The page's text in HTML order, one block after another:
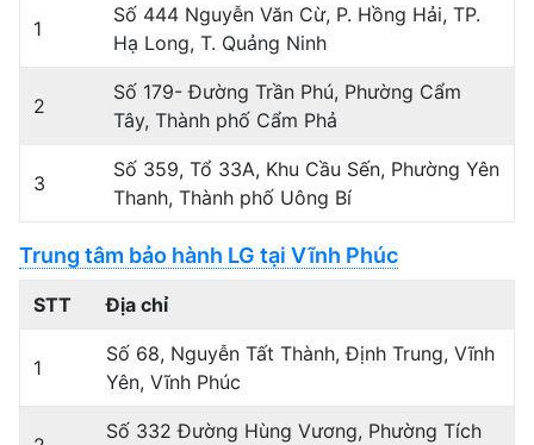
1
Số 444 Nguyễn Văn Cừ, P. Hồng Hải, TP.
Hạ Long, T. Quảng Ninh
2
Số 179- Đường Trần Phú, Phường Cẩm
Tây, Thành phố Cẩm Phả
3
Số 359, Tổ 33A, Khu Cầu Sến, Phường Yên
Thanh, Thành phố Uông Bí
Trung tâm bảo hành LG tại Vĩnh Phúc
STT Địa chỉ
1
Số 68, Nguyễn Tất Thành, Định Trung, Vĩnh
Yên, Vĩnh Phúc
Số 332 Đường Hùng Vương, Phường Tích